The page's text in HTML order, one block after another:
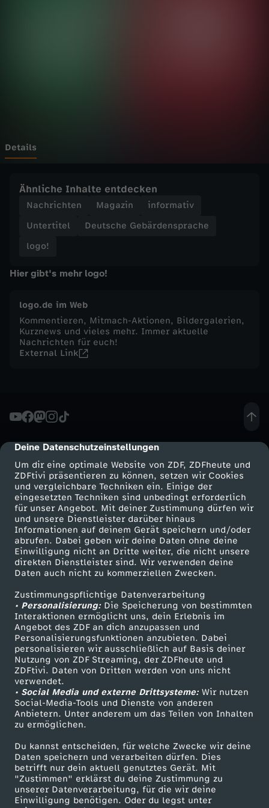
cmp-dialog-description
Deine Datenschutzeinstellungen
Um dir eine optimale Website von ZDF, ZDFheute und
ZDFtivi präsentieren zu können, setzen wir Cookies
und vergleichbare Techniken ein. Einige der
eingesetzten Techniken sind unbedingt erforderlich
für unser Angebot. Mit deiner Zustimmung dürfen wir
und unsere Dienstleister darüber hinaus
Informationen auf deinem Gerät speichern und/oder
abrufen. Dabei geben wir deine Daten ohne deine
Einwilligung nicht an Dritte weiter, die nicht unsere
direkten Dienstleister sind. Wir verwenden deine
Daten auch nicht zu kommerziellen Zwecken.
Zustimmungspflichtige Datenverarbeitung
• Personalisierung:Die Speicherung von bestimmten
Interaktionen ermöglicht uns, dein Erlebnis im
Angebot des ZDF an dich anzupassen und
Personalisierungsfunktionen anzubieten. Dabei
personalisieren wir ausschließlich auf Basis deiner
Nutzung von ZDF Streaming, der ZDFheute und
ZDFtivi. Daten von Dritten werden von uns nicht
verwendet.
• Social Media und externe Drittsysteme:Wir nutzen
Social-Media-Tools und Dienste von anderen
Anbietern. Unter anderem um das Teilen von Inhalten
zu ermöglichen.
Du kannst entscheiden, für welche Zwecke wir deine
Daten speichern und verarbeiten dürfen. Dies
betrifft nur dein aktuell genutztes Gerät. Mit
"Zustimmen" erklärst du deine Zustimmung zu
unserer Datenverarbeitung, für die wir deine
Einwilligung benötigen. Oder du legst unter
o
m
M
i
t
w
o
h
,
1
5
.
O
k
t
o
b
e
r
2
0
Details
Ähnliche Inhalte entdecken
Nachrichten Magazin
informativ
Untertitel
Deutsche Gebärdensprache
logo!
Hier gibt's mehr logo!
logo.de im Web
Kommentieren, Mitmach-Aktionen, Bildergalerien,
Kurznews und vieles mehr. Immer aktuelle
Nachrichten für euch!
External Link
Mehr ZDF
ZDF-Apps
Smart TV
ZDFtext
Livestreams
Sendungen A-Z
TV-Programm
Service
ZDFmitreden
Kontakt zum ZDF
Tickets
Zuschauerservice
Hilfe
ZDF Unternehmen
Karriere
ZDF goes Schule
Werbefernsehen
Mainzelmännchen